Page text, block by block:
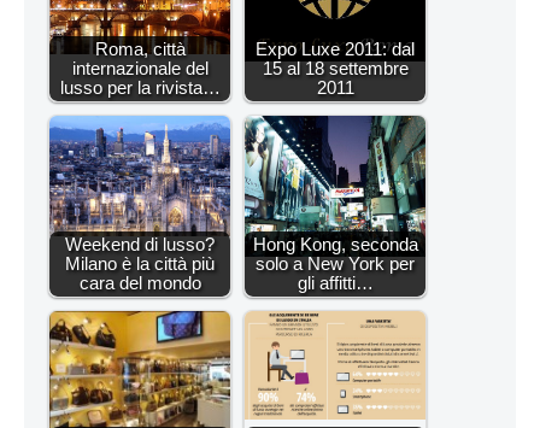
Roma, città
internazionale del
lusso per la rivista…
Expo Luxe 2011: dal
15 al 18 settembre
2011
Weekend di lusso?
Milano è la città più
cara del mondo
Hong Kong, seconda
solo a New York per
gli affitti…